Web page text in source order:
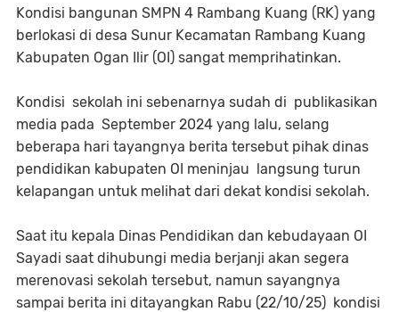
Kondisi bangunan SMPN 4 Rambang Kuang (RK) yang
berlokasi di desa Sunur Kecamatan Rambang Kuang
Kabupaten Ogan Ilir (OI) sangat memprihatinkan.
Kondisi sekolah ini sebenarnya sudah di publikasikan
media pada September 2024 yang lalu, selang
beberapa hari tayangnya berita tersebut pihak dinas
pendidikan kabupaten OI meninjau langsung turun
kelapangan untuk melihat dari dekat kondisi sekolah.
Saat itu kepala Dinas Pendidikan dan kebudayaan OI
Sayadi saat dihubungi media berjanji akan segera
merenovasi sekolah tersebut, namun sayangnya
sampai berita ini ditayangkan Rabu (22/10/25) kondisi